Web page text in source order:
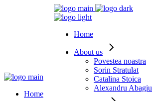
Home
About us
Povestea noastra
Sorin Stratulat
Catalina Stoica
Alexandru Abagiu
Home